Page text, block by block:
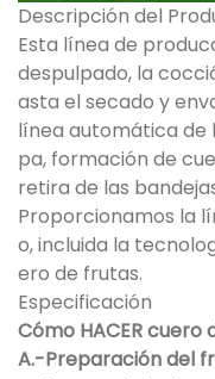
Descripción del
Esta línea de
despulpado, la
asta el secado y
línea automática de
pa, formación de
retira de las
Proporcionamos la
o, incluida la
ero de frutas.
Especificación
Cómo HACER cuero
A.-Preparación del